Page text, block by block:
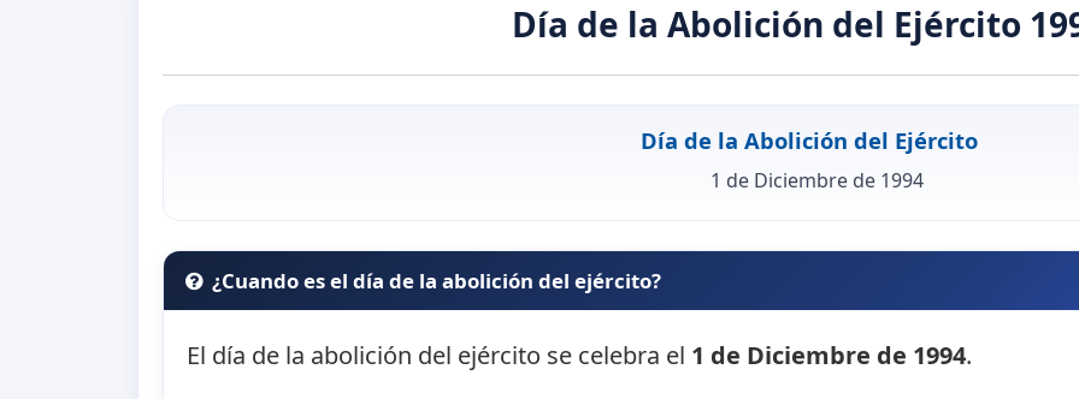
Día de la Abolición del Ejército
Día de la Abolición del Ejército
1 de Diciembre de 1994
¿Cuando es el día de la abolición del ejército?
El día de la abolición del ejército se celebra el 1 de Diciembre de 1994.